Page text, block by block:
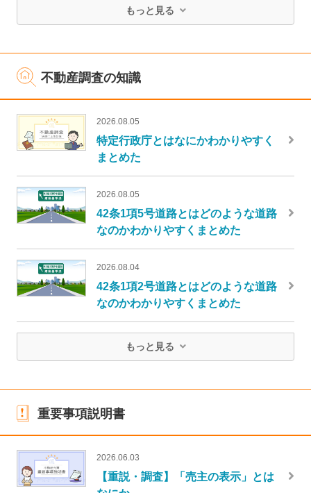
もっと見る
不動産調査の知識
2026.08.05
特定行政庁とはなにかわかりやすく
まとめた
2026.08.05
42条1項5号道路とはどのような道路
なのかわかりやすくまとめた
2026.08.04
42条1項2号道路とはどのような道路
なのかわかりやすくまとめた
もっと見る
重要事項説明書
2026.06.03
【重説・調査】「売主の表示」とは